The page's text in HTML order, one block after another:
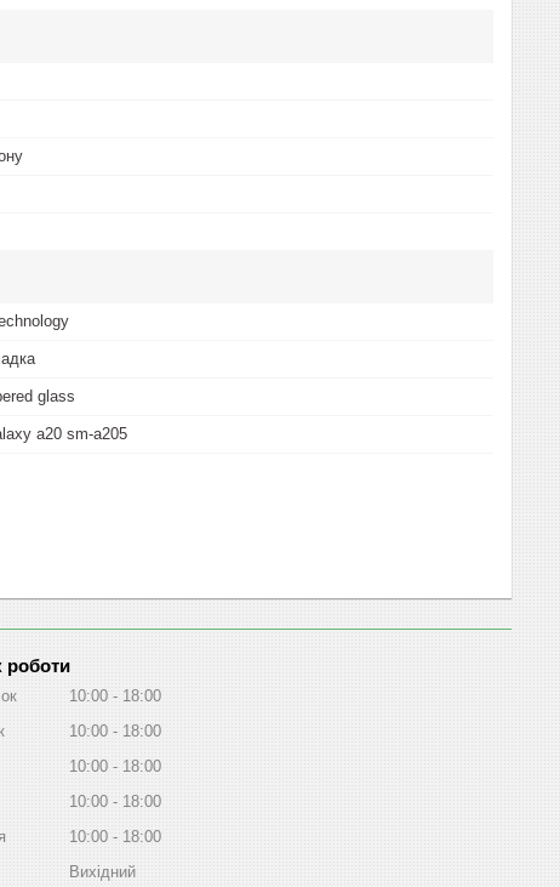
glass
a20 sm-a205
роботи
10:00
18:00
10:00
18:00
10:00
18:00
10:00
18:00
10:00
18:00
Вихідний